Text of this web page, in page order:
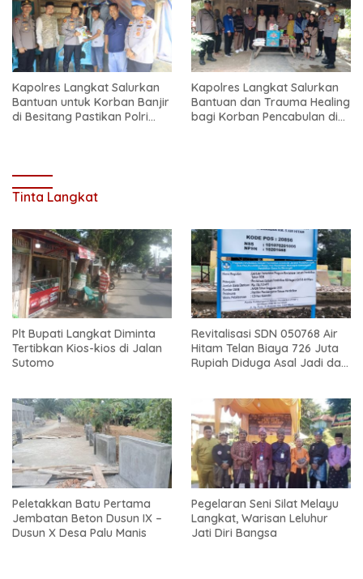
Kapolres Langkat Salurkan
Bantuan untuk Korban Banjir
di Besitang Pastikan Polri
Kapolres Langkat Salurkan
Bantuan dan Trauma Healing
bagi Korban Pencabulan di
Tinta Langkat
Plt Bupati Langkat Diminta
Tertibkan Kios-kios di Jalan
Sutomo
Revitalisasi SDN 050768 Air
Hitam Telan Biaya 726 Juta
Rupiah Diduga Asal Jadi dan
Peletakkan Batu Pertama
Jembatan Beton Dusun IX –
Dusun X Desa Palu Manis
Pegelaran Seni Silat Melayu
Langkat, Warisan Leluhur
Jati Diri Bangsa